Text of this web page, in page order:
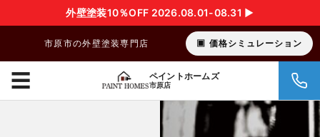
外壁塗装10％OFF 2026.08.01-08.31 ▶︎
市原市の外壁塗装専門店 価格シミュレーション
ペイントホームズ
市原店
☰